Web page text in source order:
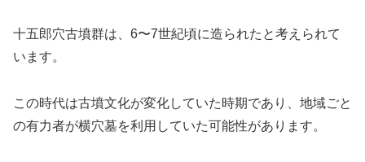
十五郎穴古墳群は、6〜7世紀頃に造られたと考えられて
います。
この時代は古墳文化が変化していた時期であり、地域ごと
の有力者が横穴墓を利用していた可能性があります。